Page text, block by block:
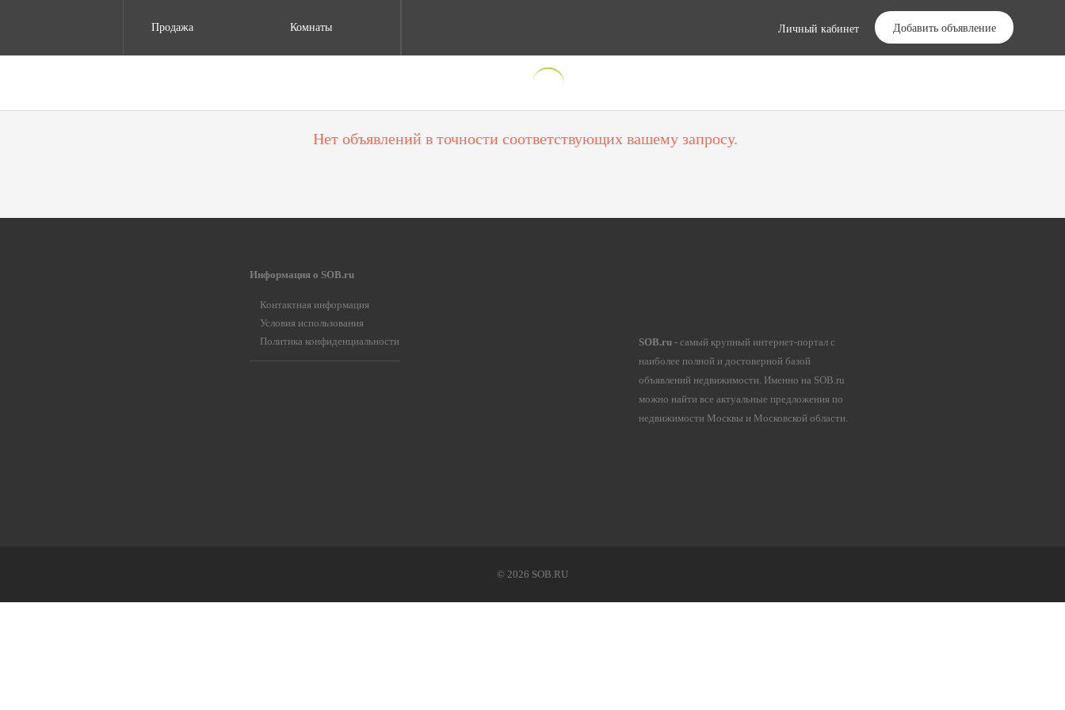
Продажа Комнаты Личный кабинет Добавить объявление
Нет объявлений в точности соответствующих вашему запросу.
Информация о SOB.ru
Контактная информация
Условия использования
Политика конфиденциальности
SOB.ru- самый крупный интернет-портал с
наиболее полной и достоверной базой
объявлений недвижимости. Именно на SOB.ru
можно найти все актуальные предложения по
недвижимости Москвы и Московской области.
© 2026 SOB.RU